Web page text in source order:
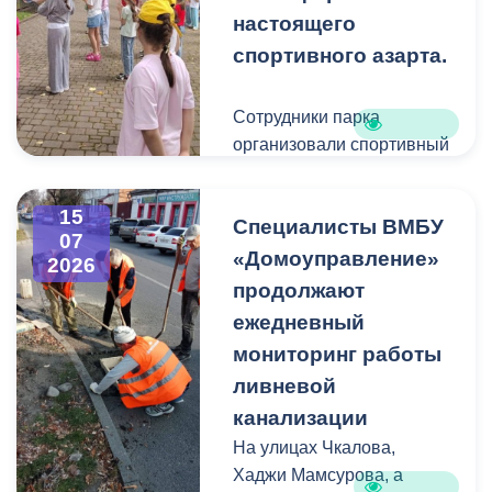
проводилась в
Комсомольском парке два
месяца назад.
настоящего
спортивного азарта.
Сотрудники парка
организовали спортивный
ребят.
мировых первенств по
кикбоксингу Тимур
Айляров.
Спортсмен не только
показал базовые
15
07
2026
Специалисты ВМБУ
«Домоуправление»
продолжают
ежедневный
мониторинг работы
ливневой
канализации
На улицах Чкалова,
Хаджи Мамсурова, а